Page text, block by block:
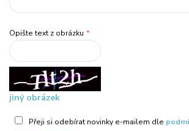
Opište text z obrázku *
jiný obrázek
Přeji si odebírat novinky e-mailem dle